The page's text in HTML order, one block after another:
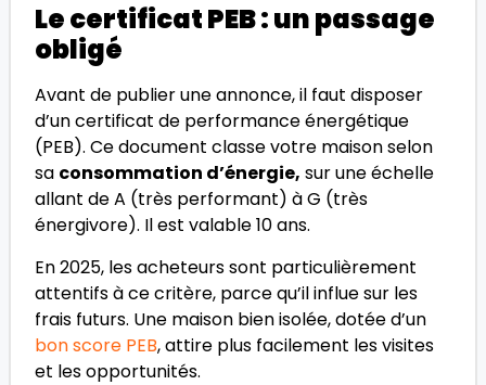
Le certificat PEB : un passage
obligé
Avant de publier une annonce, il faut disposer
d’un certificat de performance énergétique
(PEB). Ce document classe votre maison selon
sa consommation d’énergie, sur une échelle
allant de A (très performant) à G (très
énergivore). Il est valable 10 ans.
En 2025, les acheteurs sont particulièrement
attentifs à ce critère, parce qu’il influe sur les
frais futurs. Une maison bien isolée, dotée d’un
bon score PEB, attire plus facilement les visites
et les opportunités.